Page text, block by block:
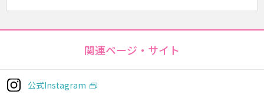
関連ページ・サイト
公式Instagram